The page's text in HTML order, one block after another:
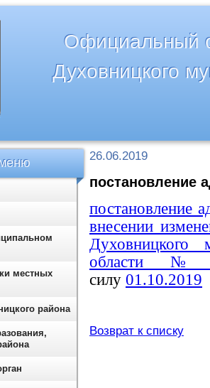
Официальный
Духовницкого
26.06.2019
постановление
постановление
внесении
Духовницкого
области №
силу 01.10.2019
Возврат к списку
местных
района